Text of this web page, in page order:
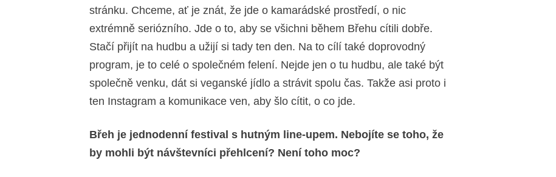
stránku. Chceme, ať je znát, že jde o kamarádské prostředí, o nic
extrémně seriózního. Jde o to, aby se všichni během Břehu cítili dobře.
Stačí přijít na hudbu a užijí si tady ten den. Na to cílí také doprovodný
program, je to celé o společném felení. Nejde jen o tu hudbu, ale také být
společně venku, dát si veganské jídlo a strávit spolu čas. Takže asi proto i
ten Instagram a komunikace ven, aby šlo cítit, o co jde.
Břeh je jednodenní festival s hutným line-upem. Nebojíte se toho, že
by mohli být návštevníci přehlcení? Není toho moc?